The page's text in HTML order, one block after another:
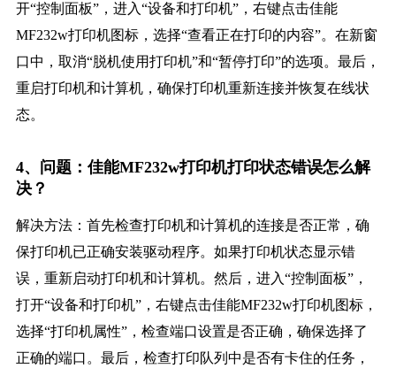
开“控制面板”，进入“设备和打印机”，右键点击佳能
MF232w打印机图标，选择“查看正在打印的内容”。在新窗
口中，取消“脱机使用打印机”和“暂停打印”的选项。最后，
重启打印机和计算机，确保打印机重新连接并恢复在线状
态。
4、问题：佳能MF232w打印机打印状态错误怎么解
决？
解决方法：首先检查打印机和计算机的连接是否正常，确
保打印机已正确安装驱动程序。如果打印机状态显示错
误，重新启动打印机和计算机。然后，进入“控制面板”，
打开“设备和打印机”，右键点击佳能MF232w打印机图标，
选择“打印机属性”，检查端口设置是否正确，确保选择了
正确的端口。最后，检查打印队列中是否有卡住的任务，